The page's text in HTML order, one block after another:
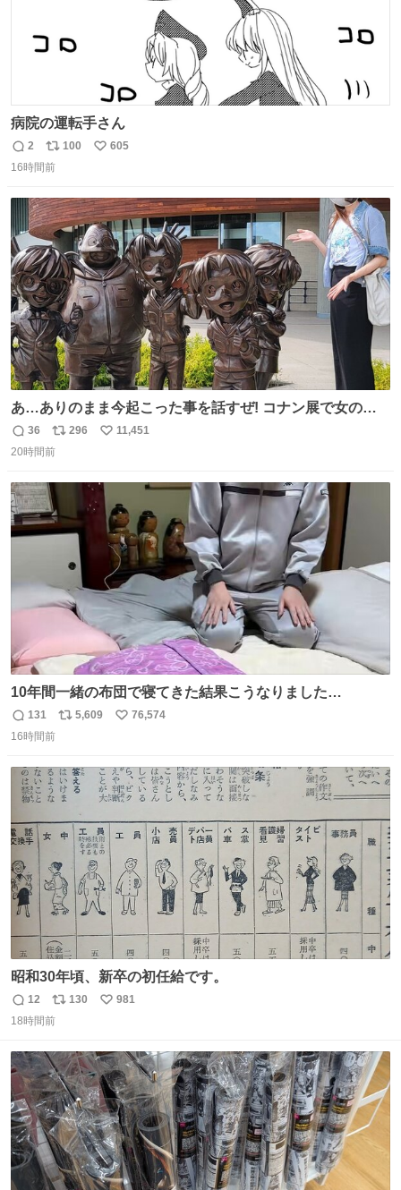
病院の運転手さん
返
信
2
リ
ポ
ト
数
100
い
数
605
16時間前
あ…ありのまま今起こった事を話すぜ! コナン展で女の子
に 「千速さんですか！？」 と声をかけられた。 あぁ鞄の
装飾かなと思ったら 「背も高いし見た目もすごく千速さん
人＿ ＞今日は私服＜ ￣Y^Y^Y^Y^Y^￣ #白樹鳥取大阪コ
ナン旅行2026
返
信
36
リ
ポ
ト
数
296
い
数
11,451
20時間前
10年間一緒の布団で寝てきた結果こうなりました…
返
信
131
リ
ト
数
5,609
い
数
76,574
16時間前
昭和30年頃、新卒の初任給です。
返
信
12
リ
ポ
ト
数
130
い
数
981
18時間前